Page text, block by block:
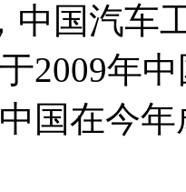
中国汽车
2009年
国在今